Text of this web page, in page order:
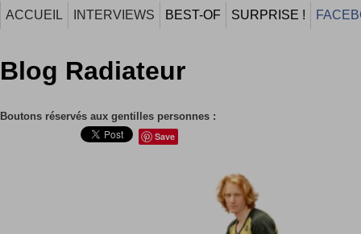
ACCUEIL INTERVIEWS BEST-OF SURPRISE !
Blog Radiateur
Boutons réservés aux gentilles personnes :
Save